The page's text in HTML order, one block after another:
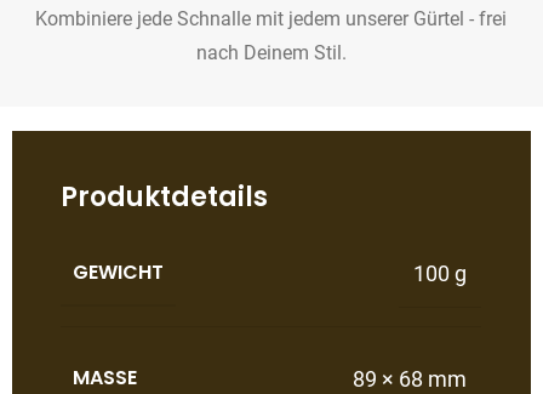
Kombiniere jede Schnalle mit jedem unserer Gürtel - frei
nach Deinem Stil.
Produktdetails
GEWICHT 100 g
MASSE 89 × 68 mm